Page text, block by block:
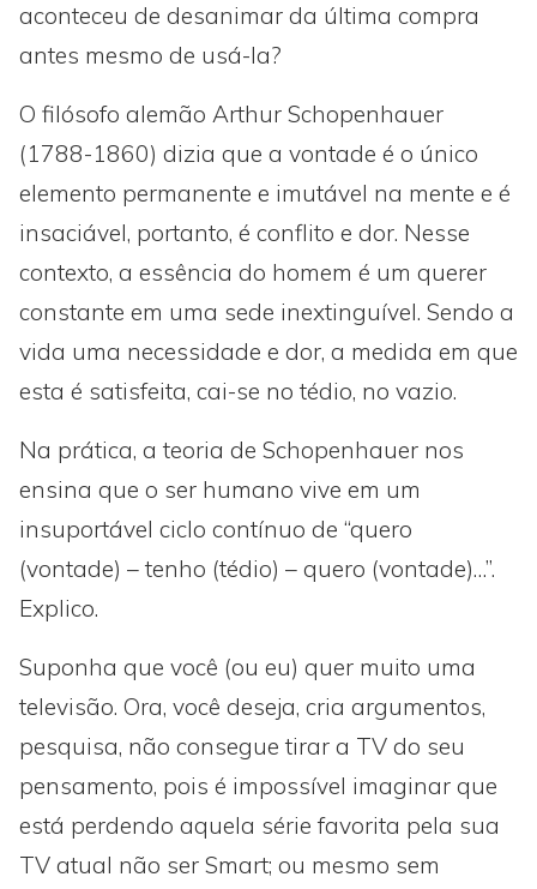
aconteceu de desanimar da última compra
antes mesmo de usá-la?
O filósofo alemão Arthur Schopenhauer
(1788-1860) dizia que a vontade é o único
elemento permanente e imutável na mente e é
insaciável, portanto, é conflito e dor. Nesse
contexto, a essência do homem é um querer
constante em uma sede inextinguível. Sendo a
vida uma necessidade e dor, a medida em que
esta é satisfeita, cai-se no tédio, no vazio.
Na prática, a teoria de Schopenhauer nos
ensina que o ser humano vive em um
insuportável ciclo contínuo de “quero
(vontade) – tenho (tédio) – quero (vontade)…”.
Explico.
Suponha que você (ou eu) quer muito uma
televisão. Ora, você deseja, cria argumentos,
pesquisa, não consegue tirar a TV do seu
pensamento, pois é impossível imaginar que
está perdendo aquela série favorita pela sua
TV atual não ser Smart; ou mesmo sem